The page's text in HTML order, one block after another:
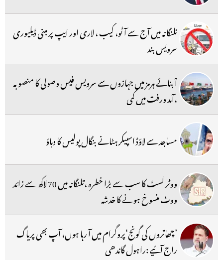
تلنگانہ میں آج سے آٹو، کیب ، لاری اور ایپ پر مبنی ڈیلیوری
سرویس بند
آبنائے ہرمز میں جہازوں سے سرویس فیس وصولی کا منصوبہ
،آمد ورفت میں کمی
مساجد سے لاؤڈ اسپیکر ہٹانے بنگال پولیس کا دباؤ
ووٹر لسٹ کا سب سے بڑا خطرہ ،تلنگانہ میں 70 لاکھ سے زائد
ووٹ منسوخ ہونے کا خدشہ
’چھاتروں کی گونج‘پروگرام میں آ رہا ہوں، آپ بھی پریاگ
راج آئیے :راہول گاندھی